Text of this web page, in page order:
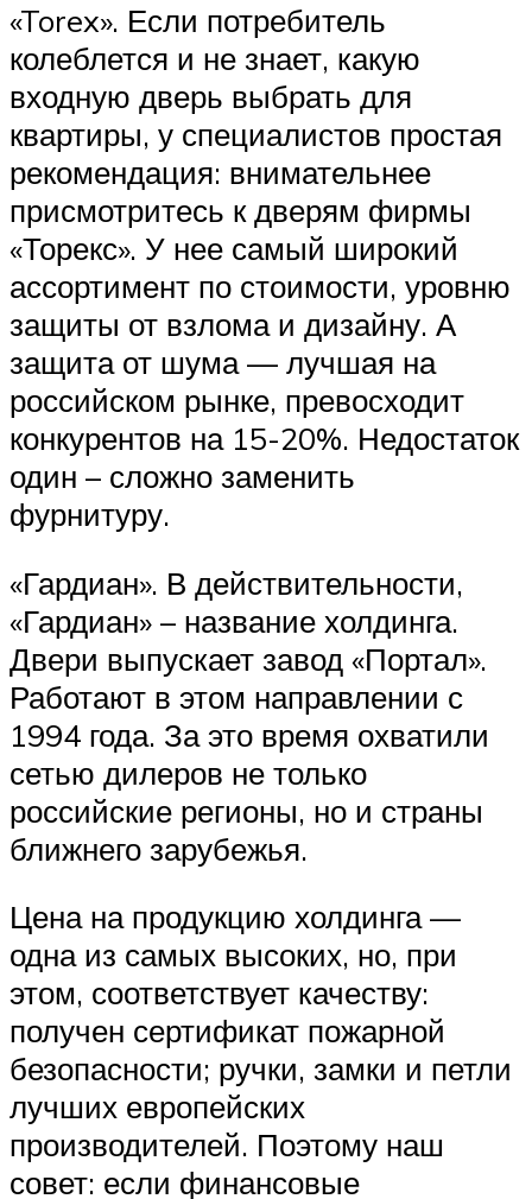
«Torex». Если потребитель
колеблется и не знает, какую
входную дверь выбрать для
квартиры, у специалистов простая
рекомендация: внимательнее
присмотритесь к дверям фирмы
«Торекс». У нее самый широкий
ассортимент по стоимости, уровню
защиты от взлома и дизайну. А
защита от шума — лучшая на
российском рынке, превосходит
конкурентов на 15-20%. Недостаток
один – сложно заменить
фурнитуру.
«Гардиан». В действительности,
«Гардиан» – название холдинга.
Двери выпускает завод «Портал».
Работают в этом направлении с
1994 года. За это время охватили
сетью дилеров не только
российские регионы, но и страны
ближнего зарубежья.
Цена на продукцию холдинга —
одна из самых высоких, но, при
этом, соответствует качеству:
получен сертификат пожарной
безопасности; ручки, замки и петли
лучших европейских
производителей. Поэтому наш
совет: если финансовые